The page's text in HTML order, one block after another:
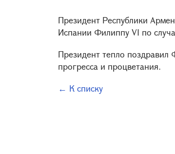
Президент Республики
Испании Филиппу VI по
Президент тепло
прогресса и процветания.
← К списку